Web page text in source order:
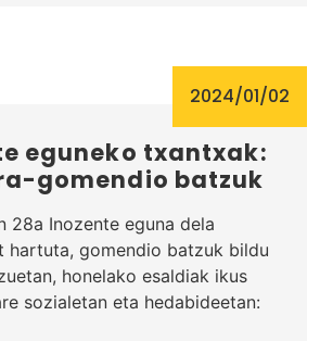
2024/01/02
eguneko txantxak:
gomendio batzuk
28a Inozente eguna dela
hartuta, gomendio batzuk bildu
honelako esaldiak ikus
sozialetan eta hedabideetan: